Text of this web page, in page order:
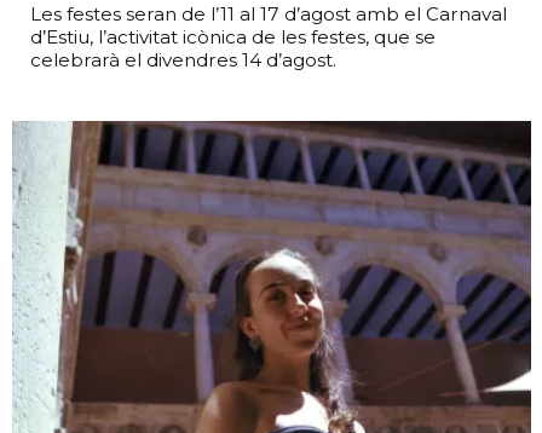
Les festes seran de l’11 al 17 d’agost amb el Carnaval
d’Estiu, l’activitat icònica de les festes, que se
celebrarà el divendres 14 d’agost.